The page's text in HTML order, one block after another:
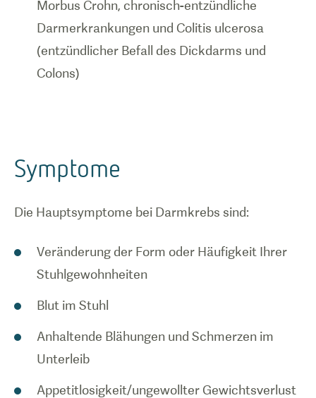
Morbus Crohn, chronisch-entzündliche
Darmerkrankungen und Colitis ulcerosa
(entzündlicher Befall des Dickdarms und
Colons)
Symptome
Die Hauptsymptome bei Darmkrebs sind:
Veränderung der Form oder Häufigkeit Ihrer
Stuhlgewohnheiten
Blut im Stuhl
Anhaltende Blähungen und Schmerzen im
Unterleib
Appetitlosigkeit/ungewollter Gewichtsverlust